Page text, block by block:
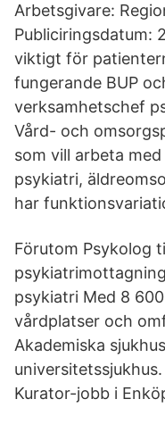
Arbetsgivare:
Publiciringsdatum:
viktigt för
fungerande BUP
verksamhetschef
Vård- och
som vill arbeta
psykiatri,
har
Förutom Psykolog
psykiatri Med 8
vårdplatser och
Akademiska
Kurator-jobb i